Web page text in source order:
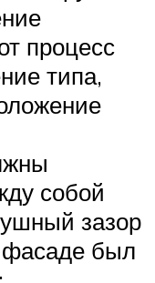
процесс
типа,
собой
зазор
был